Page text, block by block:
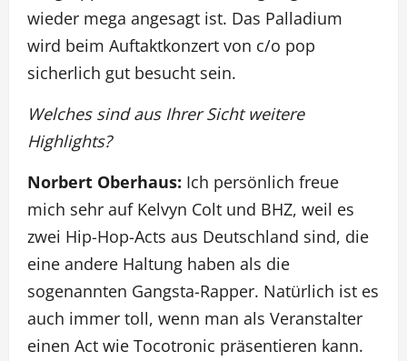
wieder mega angesagt ist. Das Palladium
wird beim Auftaktkonzert von c/o pop
sicherlich gut besucht sein.
Welches sind aus Ihrer Sicht weitere
Highlights?
Norbert Oberhaus: Ich persönlich freue
mich sehr auf Kelvyn Colt und BHZ, weil es
zwei Hip-Hop-Acts aus Deutschland sind, die
eine andere Haltung haben als die
sogenannten Gangsta-Rapper. Natürlich ist es
auch immer toll, wenn man als Veranstalter
einen Act wie Tocotronic präsentieren kann.